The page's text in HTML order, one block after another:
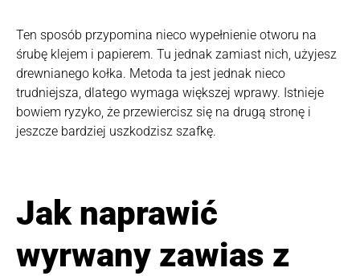
Ten sposób przypomina nieco wypełnienie otworu na
śrubę klejem i papierem. Tu jednak zamiast nich, użyjesz
drewnianego kołka. Metoda ta jest jednak nieco
trudniejsza, dlatego wymaga większej wprawy. Istnieje
bowiem ryzyko, że przewiercisz się na drugą stronę i
jeszcze bardziej uszkodzisz szafkę.
Jak naprawić
wyrwany zawias z